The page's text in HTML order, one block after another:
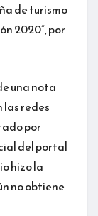
de turismo
2020”, por
una nota
las redes
por
del portal
hizo la
no obtiene